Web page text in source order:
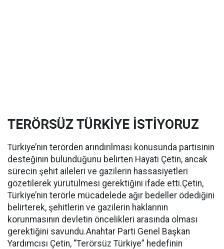
TERÖRSÜZ TÜRKİYE İSTİYORUZ
Türkiye’nin terörden arındırılması konusunda partisinin
desteğinin bulunduğunu belirten Hayati Çetin, ancak
sürecin şehit aileleri ve gazilerin hassasiyetleri
gözetilerek yürütülmesi gerektiğini ifade etti.Çetin,
Türkiye’nin terörle mücadelede ağır bedeller ödediğini
belirterek, şehitlerin ve gazilerin haklarının
korunmasının devletin öncelikleri arasında olması
gerektiğini savundu.Anahtar Parti Genel Başkan
Yardımcısı Çetin, “Terörsüz Türkiye” hedefinin